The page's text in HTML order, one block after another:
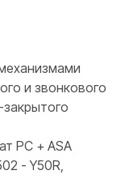
и звонкового
PC + ASA
- Y50R,